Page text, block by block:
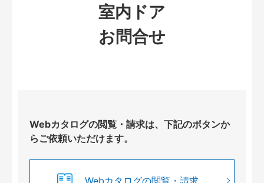
室内ドア
お問合せ
Webカタログの閲覧・請求は、下記のボタンか
らご依頼いただけます。
Webカタログの閲覧・請求